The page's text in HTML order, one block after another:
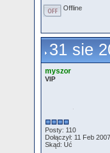
Offline
31 sie
myszor
VIP
Posty: 110
Dołączył: 11 Feb 2007
Skąd: Uć